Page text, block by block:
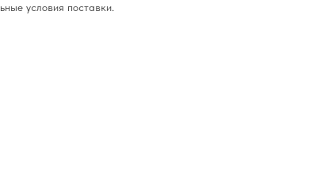
условия поставки.